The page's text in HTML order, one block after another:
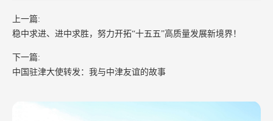
上一篇:
稳中求进、进中求胜，努力开拓“十五五”高质量发展新境界！
下一篇:
中国驻津大使转发：我与中津友谊的故事